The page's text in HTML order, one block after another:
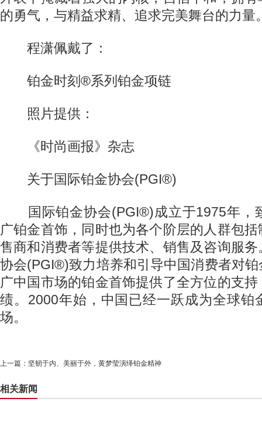
的勇气，与精益求精、追求完美舞台的力量
程潇佩戴了：
铂金时刻®系列铂金项链
照片提供：
《时尚画报》杂志
关于国际铂金协会(PGI®)
国际铂金协会(PGI®)成立于1975年，
广铂金首饰，同时也为各个阶层的人群包
售商和消费者等提供技术、销售及咨询服
协会(PGI®)致力培养和引导中国消费者对
广中国市场的铂金首饰提供了全方位的支
绩。2000年始，中国已经一跃成为全球铂
场。
上一篇： 坚韧于内、美丽于外，黄梦莹演绎铂金精神
相关新闻